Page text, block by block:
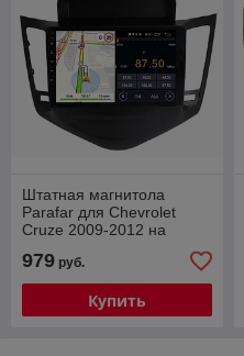
Штатная магнитола
Parafar для Chevrolet
Cruze 2009-2012 на
Android 13 (2/32Gb + 4G)
979 руб.
Купить